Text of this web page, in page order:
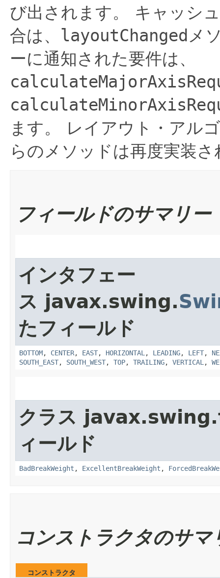
び出されます。
キャッシ
合は、 layoutChangedメ
ーに通知された要件は、
ます。
レイアウト・アル
らのメソッドは再度実装
フィールドのサマリー
インタフェー
ス javax.swing.
たフィールド
BOTTOM, CENTER, EAST, HORIZONTAL, LEADING, LEFT,
SOUTH_EAST, SOUTH_WEST, TOP, TRAILING, VERTICAL,
クラス
ィールド
BadBreakWeight , ExcellentBreakWeight ,
コンストラクタのサマ
コンストラクタ